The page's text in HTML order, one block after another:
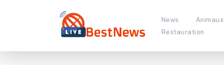
News Animaux
Restauration